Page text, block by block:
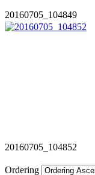
20160705_104849
20160705_104852
Ordering